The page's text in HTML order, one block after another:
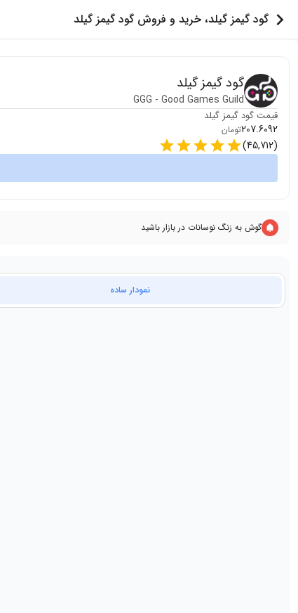
گود گیمز گیلد، خرید و فروش گود گیمز گیلد
گود گیمز گیلد
GGG - Good Games Guild
قیمت گود گیمز گیلد
207.6092تومان
(
45,712
)
گوش به زنگ نوسانات در بازار باشید
نمودار ساده